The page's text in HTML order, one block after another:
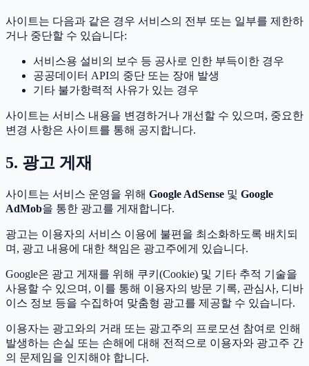
사이트는 다음과 같은 경우 서비스의 전부 또는 일부를 제한하
거나 중단할 수 있습니다:
서비스용 설비의 보수 등 공사로 인한 부득이한 경우
공공데이터 API의 중단 또는 장애 발생
기타 불가항력적 사유가 있는 경우
사이트는 서비스 내용을 변경하거나 개선할 수 있으며, 중요한
변경 사항은 사이트를 통해 공지합니다.
5. 광고 게재
사이트는 서비스 운영을 위해 Google AdSense 및 Google
AdMob을 통한 광고를 게재합니다.
광고는 이용자의 서비스 이용에 불편을 최소화하도록 배치되
며, 광고 내용에 대한 책임은 광고주에게 있습니다.
Google은 광고 게재를 위해 쿠키(Cookie) 및 기타 추적 기술을
사용할 수 있으며, 이를 통해 이용자의 방문 기록, 관심사, 디바
이스 정보 등을 수집하여 맞춤형 광고를 제공할 수 있습니다.
이용자는 광고와의 거래 또는 광고주의 프로모션 참여로 인해
발생하는 손실 또는 손해에 대해 전적으로 이용자와 광고주 간
의 문제임을 인지해야 합니다.